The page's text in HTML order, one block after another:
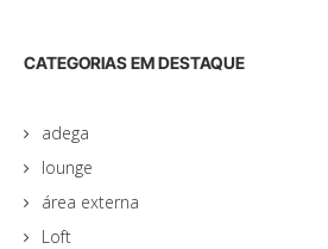
CATEGORIAS EM DESTAQUE
adega
lounge
área externa
Loft